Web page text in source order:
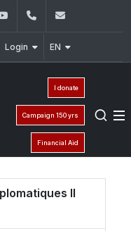
YouTube+961 (1) 421 315
Login EN
I donate
Campaign 150 yrs
Financial Aid
II